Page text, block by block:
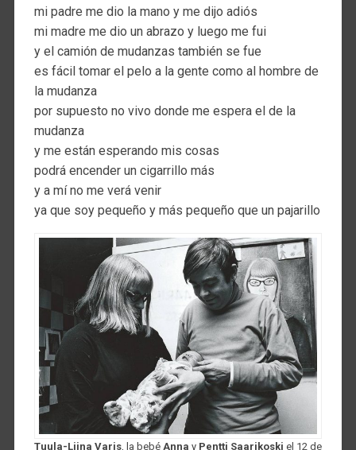
mi padre me dio la mano y me dijo adiós
mi madre me dio un abrazo y luego me fui
y el camión de mudanzas también se fue
es fácil tomar el pelo a la gente como al hombre de
la mudanza
por supuesto no vivo donde me espera el de la
mudanza
y me están esperando mis cosas
podrá encender un cigarrillo más
y a mí no me verá venir
ya que soy pequeño y más pequeño que un pajarillo
Tuula-Liina Varis , la bebé Anna y Pentti Saarikoski el 12 de